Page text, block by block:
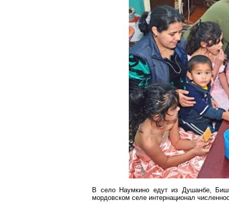
В село Наумкино едут из Душанбе,
мордовском селе интернационал